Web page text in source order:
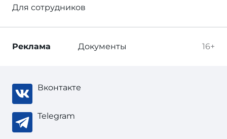
Для сотрудников
16+
Реклама Документы
Вконтакте
Telegram